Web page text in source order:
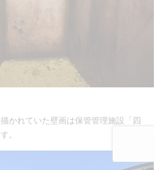
かれていた壁画は保管管理施設「四
。